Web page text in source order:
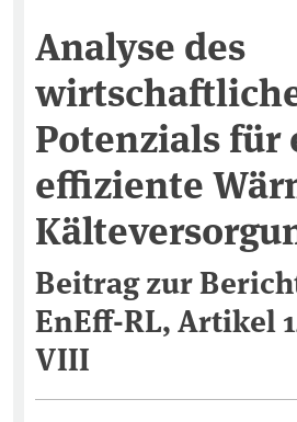
Analyse des
Potenzials für
effiziente
Beitrag zur
EnEff-RL, Artikel
VIII